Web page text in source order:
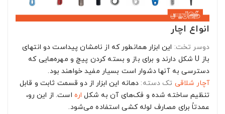
انواع اچار
دوسر تخت: این ابزار همانطور که از نامشان پیداست دو انتهای
باز U شکل دارند و برای باز و بسته کردن پیچ و مهره‌هایی که
دسترسی به آنها دشوار است بسیار مفید خواهند بود.
آچار شلاقی تک دسته: دهانه این ابزار از دو قسمت ثابت و قابل
تنظیم ساخته شده و فک‌های آن به شکل اره است. از این رو،
عمدتاً برای مصارف لوله کشی استفاده می‌شود.